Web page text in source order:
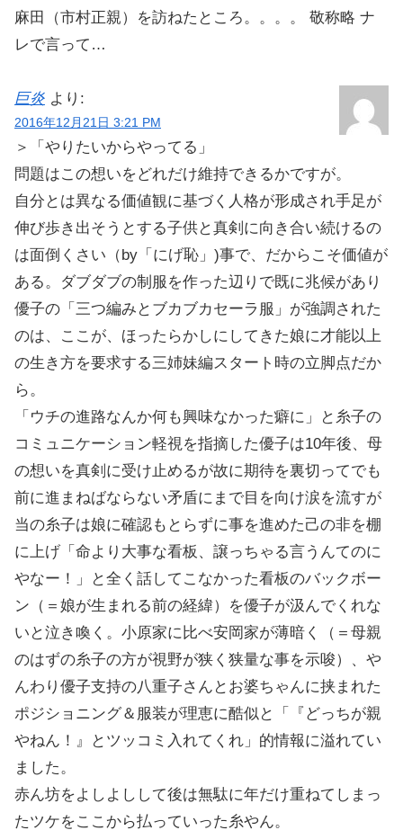
麻田（市村正親）を訪ねたところ。。。。 敬称略 ナ
レで言って…
巨炎 より:
2016年12月21日 3:21 PM
＞「やりたいからやってる」
問題はこの想いをどれだけ維持できるかですが。
自分とは異なる価値観に基づく人格が形成され手足が
伸び歩き出そうとする子供と真剣に向き合い続けるの
は面倒くさい（by「にげ恥」)事で、だからこそ価値が
ある。ダブダブの制服を作った辺りで既に兆候があり
優子の「三つ編みとブカブカセーラ服」が強調された
のは、ここが、ほったらかしにしてきた娘に才能以上
の生き方を要求する三姉妹編スタート時の立脚点だか
ら。
「ウチの進路なんか何も興味なかった癖に」と糸子の
コミュニケーション軽視を指摘した優子は10年後、母
の想いを真剣に受け止めるが故に期待を裏切ってでも
前に進まねばならない矛盾にまで目を向け涙を流すが
当の糸子は娘に確認もとらずに事を進めた己の非を棚
に上げ「命より大事な看板、譲っちゃる言うんてのに
やなー！」と全く話してこなかった看板のバックボー
ン（＝娘が生まれる前の経緯）を優子が汲んでくれな
いと泣き喚く。小原家に比べ安岡家が薄暗く（＝母親
のはずの糸子の方が視野が狭く狭量な事を示唆）、や
んわり優子支持の八重子さんとお婆ちゃんに挟まれた
ポジショニング＆服装が理恵に酷似と「『どっちが親
やねん！』とツッコミ入れてくれ」的情報に溢れてい
ました。
赤ん坊をよしよしして後は無駄に年だけ重ねてしまっ
たツケをここから払っていった糸やん。